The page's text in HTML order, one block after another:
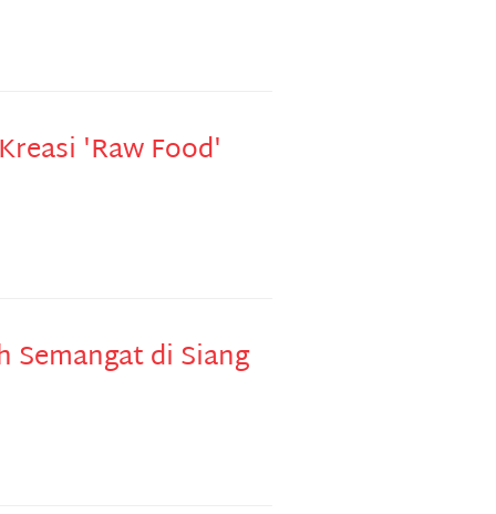
'Raw Food'
Semangat di Siang